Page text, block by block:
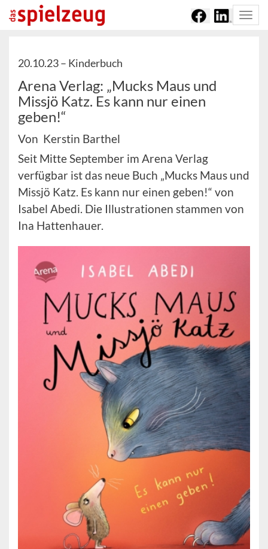
20.10.23 – Kinderbuch
Arena Verlag: „Mucks Maus und
Missjö Katz. Es kann nur einen
geben!“
Von Kerstin Barthel
Seit Mitte September im Arena Verlag
verfügbar ist das neue Buch „Mucks Maus und
Missjö Katz. Es kann nur einen geben!“ von
Isabel Abedi. Die Illustrationen stammen von
Ina Hattenhauer.